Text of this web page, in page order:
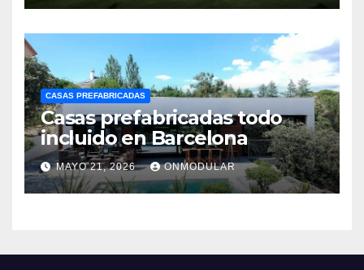
CASAS PREFABRICADAS
Casas prefabricadas todo
incluido en Barcelona
MAYO 21, 2026 ONMODULAR